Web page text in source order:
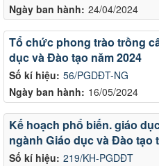
Ngày ban hành: 24/04/2024
Số kí hiệu: 56/PGDĐT-NG
Ngày ban hành: 16/05/2024
Tổ chức phong trào trồng
dục và Đào tạo năm 2024
Số kí hiệu: 219/KH-PGDĐT
Kế hoạch phổ biến. giáo
ngành Giáo dục và Đào tạo